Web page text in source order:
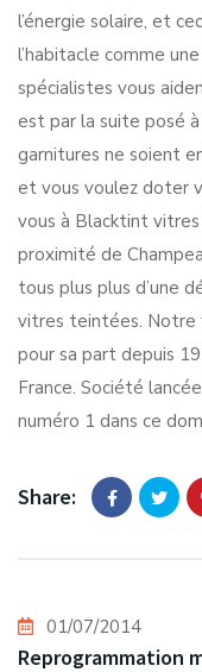
l’énergie solaire, et
l’habitacle comme
spécialistes vous
est par la suite posé
garnitures ne soient
et vous voulez doter
vous à Blacktint
proximité de
tous plus plus d’une
vitres teintées. Notre
pour sa part depuis
France. Société
numéro 1 dans ce
Share:
01/07/2014
Reprogrammation